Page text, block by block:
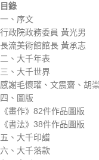
目錄
一、序文
行政院政務委員 黃光男
長流美術館館長 黃承志
二、大千年表
三、大千世界
感謝毛懷瓘、文震齋、胡
四、圖版
《畫作》82件作品圖版
《書法》38件作品圖版
五、大千印譜
六、大千落款